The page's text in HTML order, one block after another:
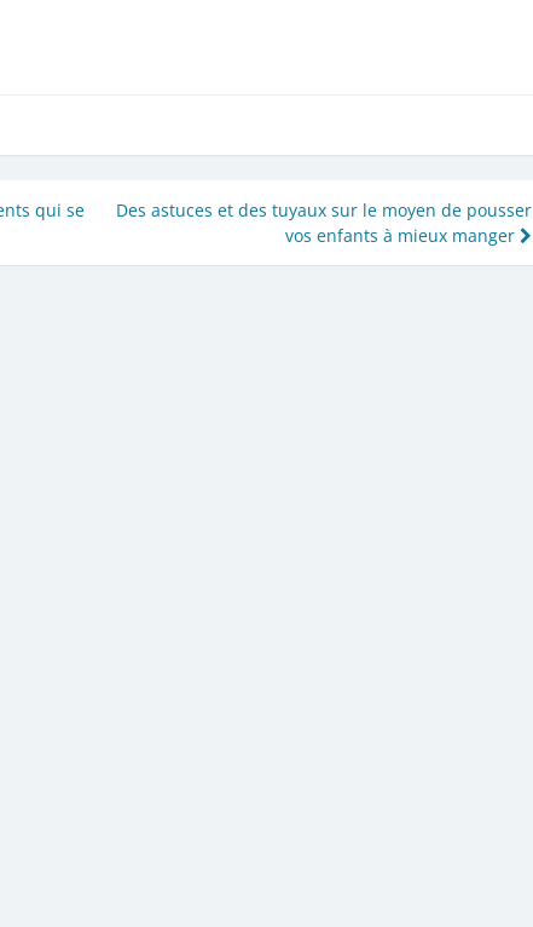
qui se
Des astuces et des tuyaux sur le moyen de pousser
vos enfants à mieux manger